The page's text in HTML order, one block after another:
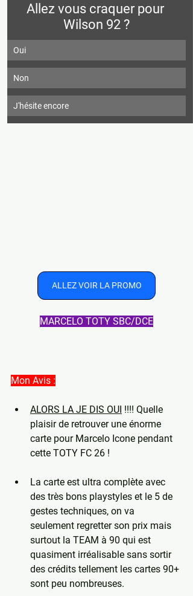
Allez vous craquer pour
Wilson 92 ?
Oui
Non
J'hésite encore
ALLEZ VOIR LA PROMO
MARCELO TOTY SBC/DCE
Mon Avis :
ALORS LA JE DIS OUI !!!! Quelle
plaisir de retrouver une énorme
carte pour Marcelo Icone pendant
cette TOTY FC 26 !
La carte est ultra complète avec
des très bons playstyles et le 5 de
gestes techniques, on va
seulement regretter son prix mais
surtout la TEAM à 90 qui est
quasiment irréalisable sans sortir
des crédits tellement les cartes 90+
sont peu nombreuses.